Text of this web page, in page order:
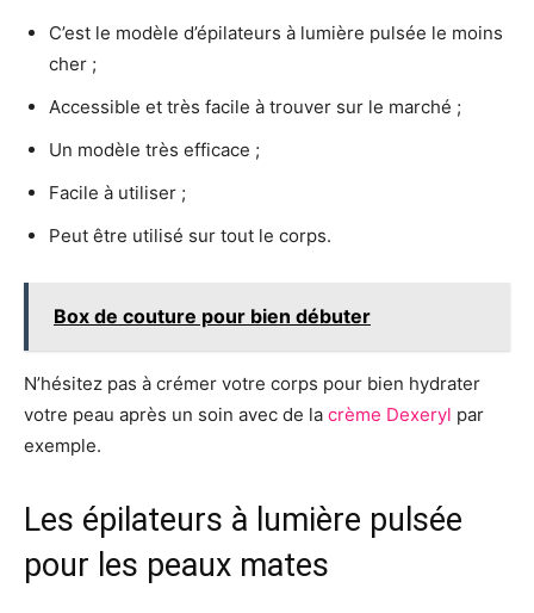
C’est le modèle d’épilateurs à lumière pulsée le moins
cher ;
Accessible et très facile à trouver sur le marché ;
Un modèle très efficace ;
Facile à utiliser ;
Peut être utilisé sur tout le corps.
Box de couture pour bien débuter
N’hésitez pas à crémer votre corps pour bien hydrater
votre peau après un soin avec de la crème Dexeryl par
exemple.
Les épilateurs à lumière pulsée
pour les peaux mates